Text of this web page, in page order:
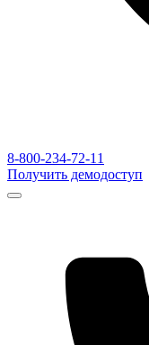
8-800-234-72-11
Получить демодоступ